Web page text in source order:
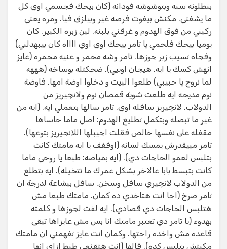
بنطلونه سنه وبتوشوشه فودانه (كان بيحك فجسمي اوي كل
ما يشفني. مكنش بيفوت فرصه غير وبيلزق فيا. ومره يعني
ركبني من فوق الهدوم و غرقني بلبنه. لبن زبره الكبير. كان
يوميا بيحك فلحمي يا تامر بيحك اوي اوي ااااه كان بيبهدلني)
وفجاه تسيب زبر جوزها. تامر وشه محمر و عنيه محمره (عايز
انهش كسك يا ايه. هيجان اوييي). ضحكتله بوساخه (هههه
لما نروح يا حبيبي) طلعوا البيت و دخلوا اوضة امها. فاوضة
نوم مديحه ايه طلعت شوية قمصان نوم ولانچيريز من
الدولاب. لانچيريز سافله اوي. تامر سالها بتعملي ايه. (ايه من
غير ما تبصله وبتكمل تطليع الهدوم: اصل ماما حاساها
مقفله على نفسها خالص فقلت اجيبلها اللانجيريز بتوعها).
تامر مبيقدرش يمسك لسانه (اوففف يا ايه مامتك كانت
بتلبس لعمو الحاجات دي). (ايه بمياصه: طبعا يا روحي ماما
كانت بتبسط بابا عالاخر بشكل عمرك ما تتخيله). ايه بتطلع
من الدولاب لانچيري سافل وسخن. سافل ببشاعة لدرجة ان
تامر صرخ (احا انت هتاخدي ده كمان. مامتك طبعا مش
هتلبس الحاجات دي قصادي). ايه لفت لجوزها و كلمته
بهدوء (يا تامر دي تعتبر مامتك انا بس مش عايزاها تبقى
قاعده مش واخده راحتها. وكمان انت عايز تفهمني ان مامتك
مكنتش بتلبس كده). قالها (انت هتقنعي طنط ازاي انها